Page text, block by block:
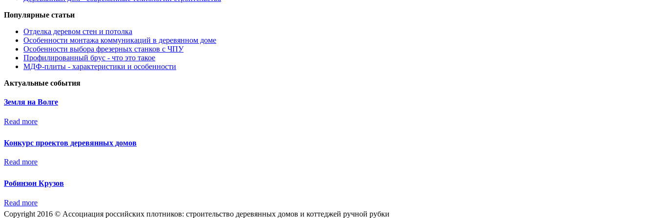
Популярные статьи
Отделка деревом стен и потолка
Особенности монтажа коммуникаций в деревянном доме
Особенности выбора фрезерных станков с ЧПУ
Профилированный брус - что это такое
МДФ-плиты - характеристики и особенности
Актуальные события
Земля на Волге
Read more
Конкурс проектов деревянных домов
Read more
Робинзон Крузов
Read more
Copyright 2016 © Ассоциация российских плотников: строительство деревянных домов и коттеджей ручной рубки